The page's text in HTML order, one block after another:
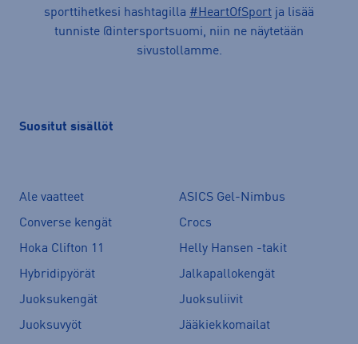
sporttihetkesi hashtagilla #HeartOfSport ja lisää
tunniste @intersportsuomi, niin ne näytetään
sivustollamme.
Suositut sisällöt
Ale vaatteet
ASICS Gel-Nimbus
Converse kengät
Crocs
Hoka Clifton 11
Helly Hansen -takit
Hybridipyörät
Jalkapallokengät
Juoksukengät
Juoksuliivit
Juoksuvyöt
Jääkiekkomailat